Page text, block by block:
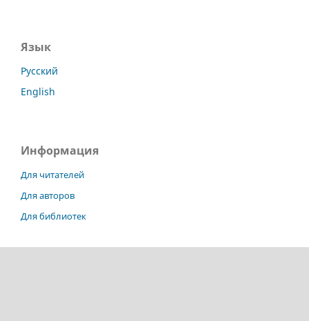
Язык
Русский
English
Информация
Для читателей
Для авторов
Для библиотек